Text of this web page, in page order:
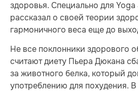
здоровья. Специально для
рассказал о своей теории
гармоничного веса еще до
Не все поклонники здорового
считают диету Пьера Дюкана
за животного белка, который
употреблению для похудения. В